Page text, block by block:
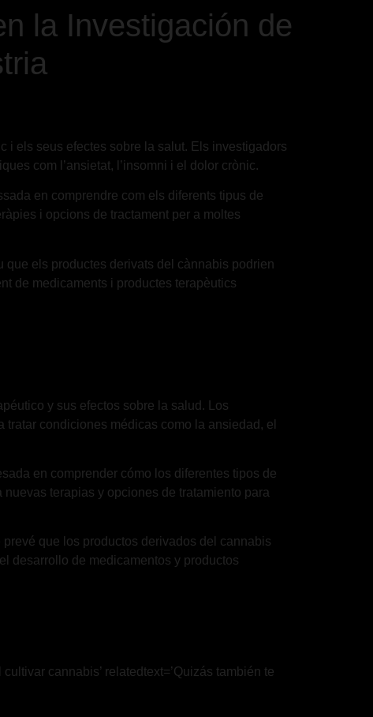
la Investigación de
i els seus efectes sobre la salut. Els investigadors
com l’ansietat, l’insomni i el dolor crònic.
en comprendre com els diferents tipus de
i opcions de tractament per a moltes
els productes derivats del cànnabis podrien
de medicaments i productes terapèutics
y sus efectos sobre la salud. Los
condiciones médicas como la ansiedad, el
en comprender cómo los diferentes tipos de
terapias y opciones de tratamiento para
que los productos derivados del cannabis
desarrollo de medicamentos y productos
cannabis’ relatedtext=’Quizás también te